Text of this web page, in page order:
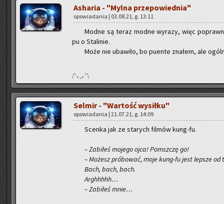
Asha­ria - "Mylna prze­po­wied­nia"
opo­wia­da­nia | 03.08.21, g. 13:11
Modne są teraz modne wy­ra­zy, więc
pu o Sta­li­nie.
Może nie uba­wi­ło, bo pu­en­te zna­łem, ale
/ᐠ｡ꞈ｡ᐟ\
Sel­mir - "War­tość wy­sił­ku"
opo­wia­da­nia | 21.07.21, g. 14:09
Scen­ka jak ze sta­rych fil­mów kung-fu.
– Za­bi­łeś mo­je­go ojca! Po­msz­czę go!
– Mo­żesz pró­bo­wać, moje kung-fu jest lep­sze od
Bach, bach, bach.
Ar­ghhhhh…
– Za­bi­łeś mnie…